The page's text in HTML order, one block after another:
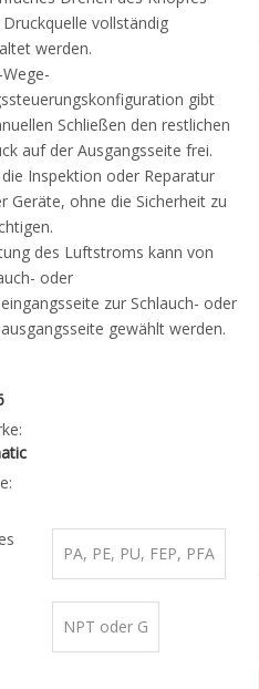
vollständig
werden.
gibt
Schließen den restlichen
auf der Ausgangsseite frei.
Inspektion oder Reparatur
Geräte, ohne die Sicherheit zu
des Luftstroms kann von
oder
zur Schlauch- oder
gewählt werden.
PA, PE, PU, ​​FEP, PFA
NPT oder G